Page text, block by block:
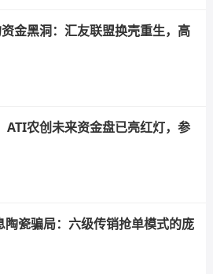
金黑洞：汇友联盟换壳重生，高
ATI农创未来资金盘已亮红灯，参
陶瓷骗局：六级传销抢单模式的庞